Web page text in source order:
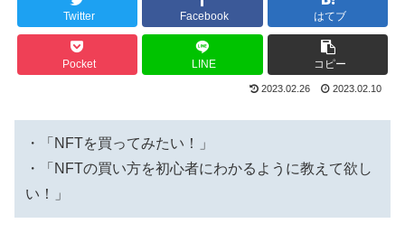
Twitter Facebook はてブ
Pocket LINE コピー
2023.02.26 2023.02.10
・「NFTを買ってみたい！」
・「NFTの買い方を初心者にわかるように教えて欲し
い！」